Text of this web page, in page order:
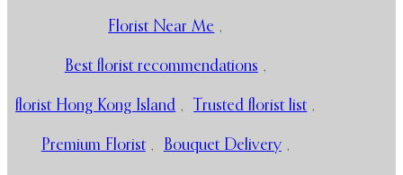
Florist Near Me ,
Best florist recommendations ,
florist Hong Kong Island , Trusted florist list ,
Premium Florist , Bouquet Delivery ,